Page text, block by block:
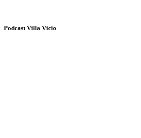
Podcast Villa Vicio